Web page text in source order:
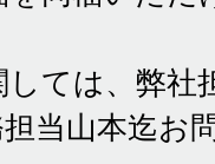
ては、弊社
担当山本迄お